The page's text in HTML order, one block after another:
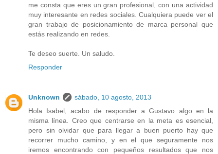
me consta que eres un gran profesional, con una actividad
muy interesante en redes sociales. Cualquiera puede ver el
gran trabajo de posicionamiento de marca personal que
estás realizando en redes.
Te deseo suerte. Un saludo.
Responder
Unknown
sábado, 10 agosto, 2013
Hola Isabel, acabo de responder a Gustavo algo en la
misma línea. Creo que centrarse en la meta es esencial,
pero sin olvidar que para llegar a buen puerto hay que
recorrer mucho camino, y en el que seguramente nos
iremos encontrando con pequeños resultados que nos